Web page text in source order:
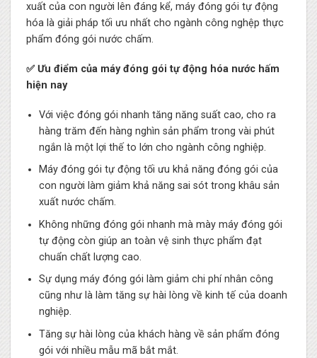
xuất của con người lên đáng kể, máy đóng gói tự động
hóa là giải pháp tối ưu nhất cho ngành công nghệp thực
phẩm đóng gói nước chấm.
✅ Ưu điểm của máy đóng gói tự động hóa nước hấm
hiện nay
Với việc đóng gói nhanh tăng năng suất cao, cho ra
hàng trăm đến hàng nghìn sản phẩm trong vài phút
ngắn là một lợi thế to lớn cho ngành công nghiệp.
Máy đóng gói tự động tối ưu khả năng đóng gói của
con người làm giảm khả năng sai sót trong khâu sản
xuất nước chấm.
Không những đóng gói nhanh mà mày máy đóng gói
tự động còn giúp an toàn vệ sinh thực phẩm đạt
chuẩn chất lượng cao.
Sự dụng máy đóng gói làm giảm chi phí nhân công
cũng như là làm tăng sự hài lòng về kinh tế của doanh
nghiệp.
Tăng sự hài lòng của khách hàng về sản phẩm đóng
gói với nhiều mẫu mã bắt mắt.